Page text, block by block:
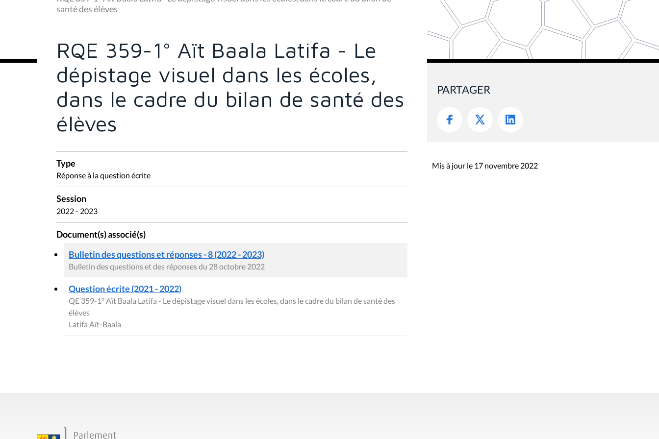
s
ê
:
santé des élèves
RQE 359-1° Aït Baala Latifa - Le
dépistage visuel dans les écoles,
dans le cadre du bilan de santé des
élèves
Type
Réponse à la question écrite
Session
2022 - 2023
Document(s) associé(s)
Bulletin des questions et réponses - 8 (2022 - 2023)
Bulletin des questions et des réponses du 28 octobre 2022
Question écrite (2021 - 2022)
QE 359-1° Aït Baala Latifa - Le dépistage visuel dans les écoles, dans le cadre du bilan de santé des
élèves
Latifa Aït-Baala
PARTAGER
Mis à jour le 17 novembre 2022